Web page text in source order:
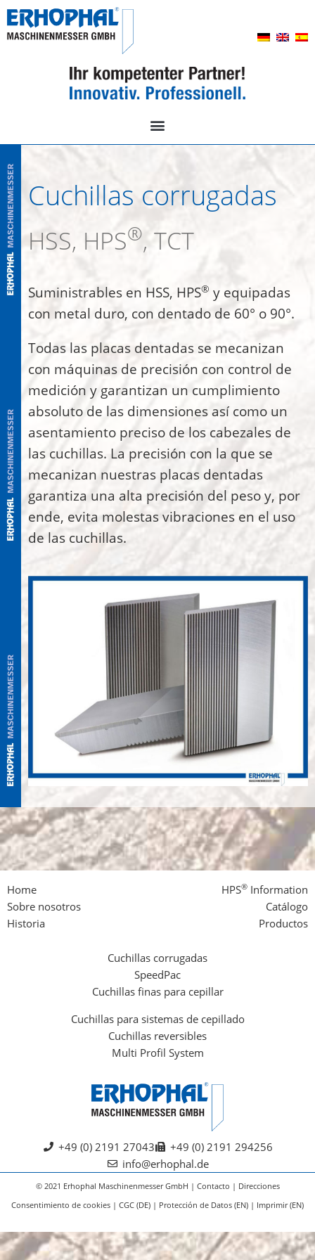
Cuchillas corrugadas
HSS, HPS®, TCT
Suministrables en HSS, HPS® y equipadas
con metal duro, con dentado de 60° o 90°.
Todas las placas dentadas se mecanizan
con máquinas de precisión con control de
medición y garantizan un cumplimiento
absoluto de las dimensiones así como un
asentamiento preciso de los cabezales de
las cuchillas. La precisión con la que se
mecanizan nuestras placas dentadas
garantiza una alta precisión del peso y, por
ende, evita molestas vibraciones en el uso
de las cuchillas.
Home
Sobre nosotros
Historia
HPS® Information
Catálogo
Productos
Cuchillas corrugadas
SpeedPac
Cuchillas finas para cepillar
Cuchillas para sistemas de cepillado
Cuchillas reversibles
Multi Profil System
+49 (0) 2191 27043
+49 (0) 2191 294256
info@erhophal.de
© 2021 Erhophal Maschinenmesser GmbH | Contacto | Direcciones
Consentimiento de cookies | CGC (DE) | Protección de Datos (EN) | Imprimir (EN)